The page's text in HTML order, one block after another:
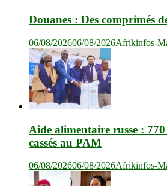
Douanes : Des comprimés
06/08/202606/08/2026Afrikinfos-
Aide alimentaire russe :
cassés au PAM
06/08/202606/08/2026Afrikinfos-